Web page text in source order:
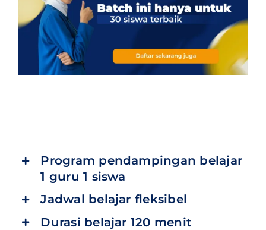
Program pendampingan belajar
1 guru 1 siswa
Jadwal belajar fleksibel
Durasi belajar 120 menit